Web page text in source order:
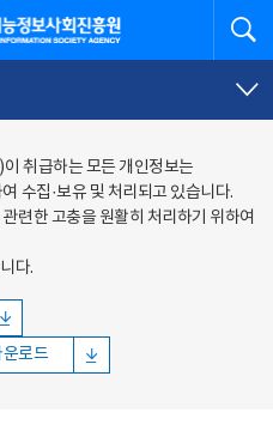
진흥원
취급하는 모든 개인정보는
수집·보유 및 처리되고 있습니다.
련한 고충을 원활히 처리하기 위하여
다.
운로드